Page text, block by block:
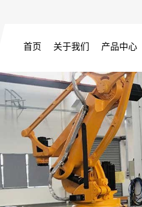
首页 关于我们 产品中心